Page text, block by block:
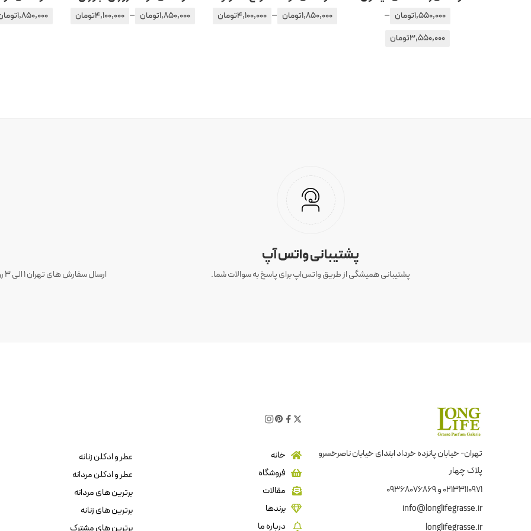
1,550,000تومان –
3,550,000تومان
1,850,000تومان –
4,100,000تومان 1,850,000تومان –
4,100,000تومان 1,850,000
پشتیبانی واتس آپ
پشتیبانی همیشگی از طریق واتس‌اپ برای پاسخ به سوالات شما.
تهران- خیابان پانزده خرداد ابتدای خیابان ناصرخسرو
پلاک چهار
02133110971 و 09368076869
info@longlifegrasse.ir
longlifegrasse.ir
خانه
فروشگاه
مقالات
برندها
درباره ما
عطر و ادکلن زنانه
عطر و ادکلن مردانه
برترین های مردانه
برترین های زنانه
برترین های مشترک